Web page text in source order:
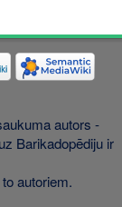
autors -
Barikadopēdiju ir
autoriem.